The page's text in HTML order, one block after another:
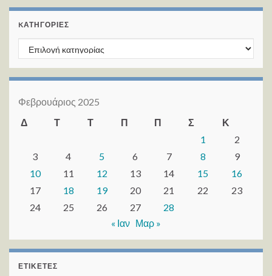
KΑΤΗΓΟΡΊΕΣ
Kατηγορίες
Φεβρουάριος 2025
Δ
Τ Τ Π Π Σ
Κ
1
2
3
4 5 6 7 8
9
10
11 12 13 14 15
16
17
18 19 20 21 22
23
24
25 26 27
28
« Ιαν Μαρ »
ΕΤΙΚΈΤΕΣ